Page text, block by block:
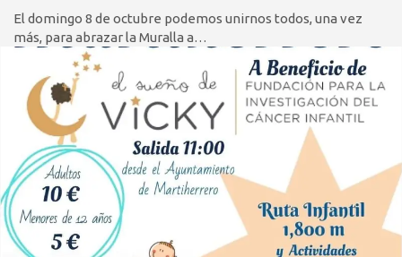
El domingo 8 de octubre podemos unirnos todos, una vez
más, para abrazar la Muralla a…